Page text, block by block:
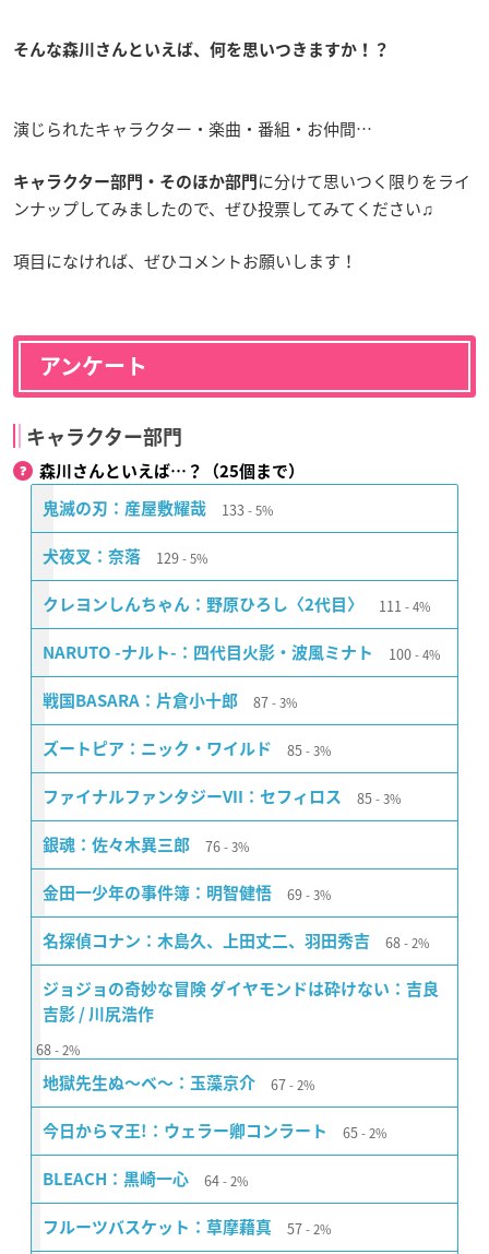
そんな森川さんといえば、何を思いつきますか！？
演じられたキャラクター・楽曲・番組・お仲間…
キャラクター部門・そのほか部門 に分けて思いつく限りをライ
ンナップしてみましたので、ぜひ投票してみてください♫
項目になければ、ぜひコメントお願いします！
アンケート
キャラクター部門
森川さんといえば…？（25個まで）
鬼滅の刃：産屋敷耀哉 133 5%
犬夜叉：奈落 129 5%
クレヨンしんちゃん：野原ひろし〈2代目〉 111 4%
NARUTO -ナルト-：四代目火影・波風ミナト 100 4%
戦国BASARA：片倉小十郎 87 3%
ズートピア：ニック・ワイルド 85 3%
ファイナルファンタジーVII：セフィロス 85 3%
銀魂：佐々木異三郎 76 3%
金田一少年の事件簿：明智健悟 69 3%
名探偵コナン：木島久、上田丈二、羽田秀吉 68 2%
ジョジョの奇妙な冒険 ダイヤモンドは砕けない：吉良
吉影 / 川尻浩作
68 2%
地獄先生ぬ〜べ〜：玉藻京介 67 2%
今日からマ王!：ウェラー卿コンラート 65 2%
BLEACH：黒崎一心 64 2%
フルーツバスケット：草摩藉真 57 2%